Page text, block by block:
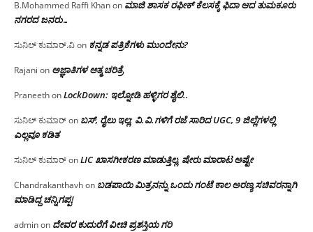
B.Mohammed Raffi Khanon ಮಾಜಿ ಶಾಸಕ ರಫೀಕ್ ಕೆಲಸಕ್ಕೆ ಫಿದಾ ಆದ ತುಮಕೂರು
ನಗರದ ಜನರು…
ಸುನಿಲ್ ಕುಮಾರ್.ವಿon ಕನ್ನಡ ಪತ್ರಿಕೆಗಳು ಮುಂದೇನು?
Rajani on ಅಜ್ಞಾತಿಗಳ ಆತ್ಮ ಚರಿತ್ರೆ
PraneethonLockDown: ಇಲ್ನೋಡಿ ಹಳ್ಳಿಗರ ಶೈಲಿ..
ಸುನಿಲ್ ಕುಮಾರ್on ಬಸ್, ರೈಲು ಇಲ್ಲ; ವಿ.ವಿ.ಗಳಿಗೆ ರಜೆ ಸಾರಿದ UGC, 9 ಜಿಲ್ಲೆಗಳಲ್ಲಿ
ಎಲ್ಲವೂ ಕಡಿತ
ಸುನಿಲ್ ಕುಮಾರ್onLIC ಖಾಸಗೀಕರಣ ಮಾಡುತ್ತಿಲ್ಲ, ಷೇರು ಮಾರಾಟ ಅಷ್ಟೇ
Chandrakanthavhon ಬಡಪಾಯಿ ಮಿತ್ರನನ್ನು ಒಂದು ಗಂಟೆ ಕಾಲ ಅರಣ್ಯ ಸಚಿವರನ್ನಾಗಿ
ಮಾಡಿದ್ದ ಚನ್ನಿಗಪ್ಪ!
adminon ದೇವರ ಕುದುರೆಗೆ ವೀಚಿ ಪ್ರಶಸ್ತಿಯ ಗರಿ